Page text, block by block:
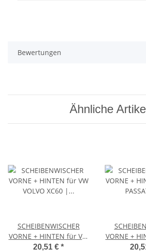
Bewertungen
Ähnliche
SCHEIBENWISCHER
VORNE + HINTEN für VW
VOLVO XC60 | ab BJ
20,51 € *
VORNE +
PASSAT